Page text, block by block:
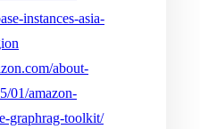
instances-asia-
about-
01/amazon-
graphrag-toolkit/